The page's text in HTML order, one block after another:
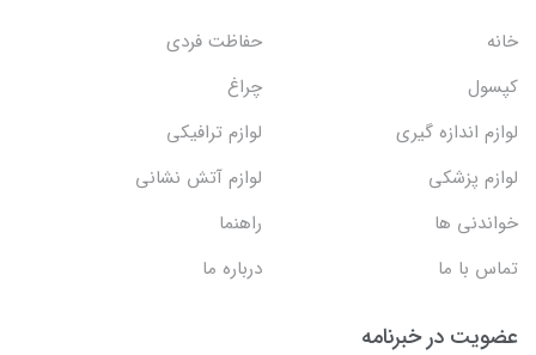
خانه
حفاظت فردی
کپسول
چراغ
لوازم اندازه گیری
لوازم ترافیکی
لوازم پزشکی
لوازم آتش نشانی
خواندنی ها
راهنما
تماس با ما
درباره ما
عضویت در خبرنامه